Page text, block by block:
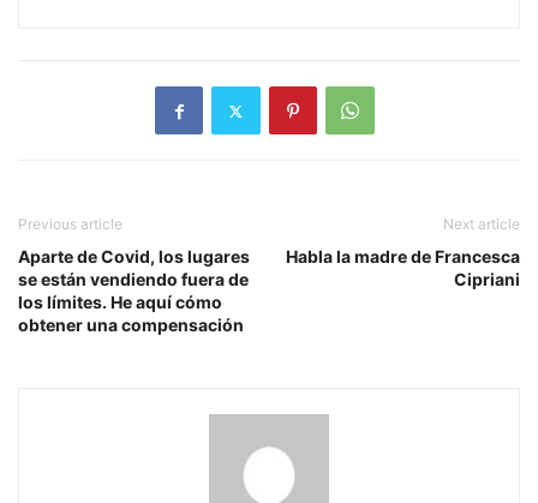
Previous article
Aparte de Covid, los lugares
se están vendiendo fuera de
los límites. He aquí cómo
obtener una compensación
Next article
Habla la madre de Francesca
Cipriani